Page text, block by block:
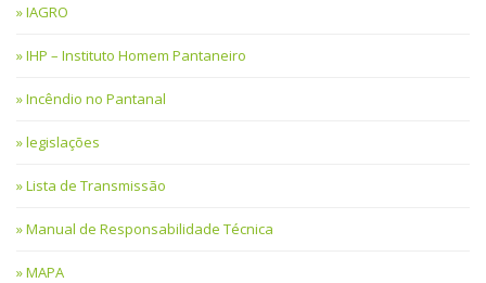
IAGRO
IHP – Instituto Homem Pantaneiro
Incêndio no Pantanal
legislações
Lista de Transmissão
Manual de Responsabilidade Técnica
MAPA